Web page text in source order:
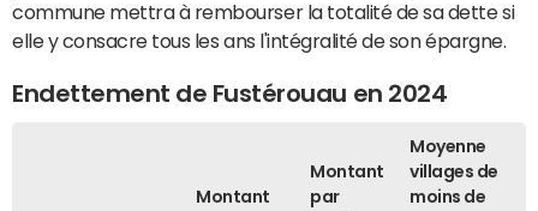
commune mettra à rembourser la totalité de sa dette si
elle y consacre tous les ans l'intégralité de son épargne.
Endettement de Fustérouau en 2024
Montant
Montant
par
Moyenne
villages de
moins de